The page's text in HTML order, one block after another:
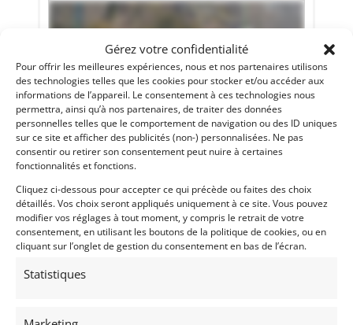
Gérez votre confidentialité
Pour offrir les meilleures expériences, nous et nos partenaires utilisons
des technologies telles que les cookies pour stocker et/ou accéder aux
informations de l’appareil. Le consentement à ces technologies nous
permettra, ainsi qu’à nos partenaires, de traiter des données
personnelles telles que le comportement de navigation ou des ID uniques
sur ce site et afficher des publicités (non-) personnalisées. Ne pas
consentir ou retirer son consentement peut nuire à certaines
fonctionnalités et fonctions.
Cliquez ci-dessous pour accepter ce qui précède ou faites des choix
détaillés. Vos choix seront appliqués uniquement à ce site. Vous pouvez
modifier vos réglages à tout moment, y compris le retrait de votre
consentement, en utilisant les boutons de la politique de cookies, ou en
cliquant sur l’onglet de gestion du consentement en bas de l’écran.
Statistiques
JAGUAR XJS CABRIOLET 4.0 (1995)[VENDU]
(75) PARIS
23 avril 2017
1 370 vues
électriques à mémoire, boîte automatique, très bel état